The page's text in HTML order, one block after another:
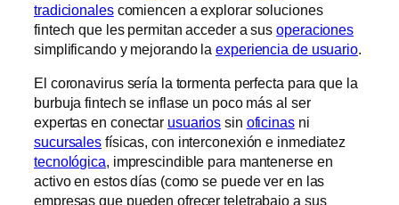
tradicionalescomiencen a explorar soluciones
fintech que les permitan acceder a susoperaciones
simplificando y mejorando laexperiencia de usuario.
El coronavirus sería la tormenta perfecta para que la
burbuja fintech se inflase un poco más al ser
expertas en conectar usuarios sin oficinasni
sucursales físicas, con interconexión e inmediatez
tecnológica, imprescindible para mantenerse en
activo en estos días (como se puede ver en las
empresas que pueden ofrecer teletrabajo a sus